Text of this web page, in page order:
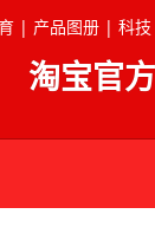
| 产品图册 | 科
淘宝官